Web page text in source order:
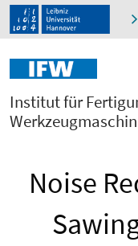
Institut für
Noise